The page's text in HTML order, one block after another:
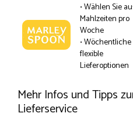
• Wählen Sie
Mahlzeiten pro
Woche
• Wöchentliche
flexible
Lieferoptionen
Mehr Infos und Tipps
Lieferservice